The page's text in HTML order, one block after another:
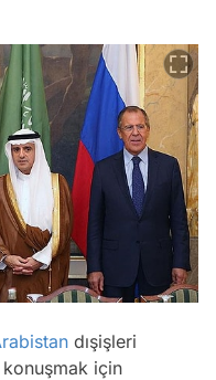
dışişleri
konuşmak için